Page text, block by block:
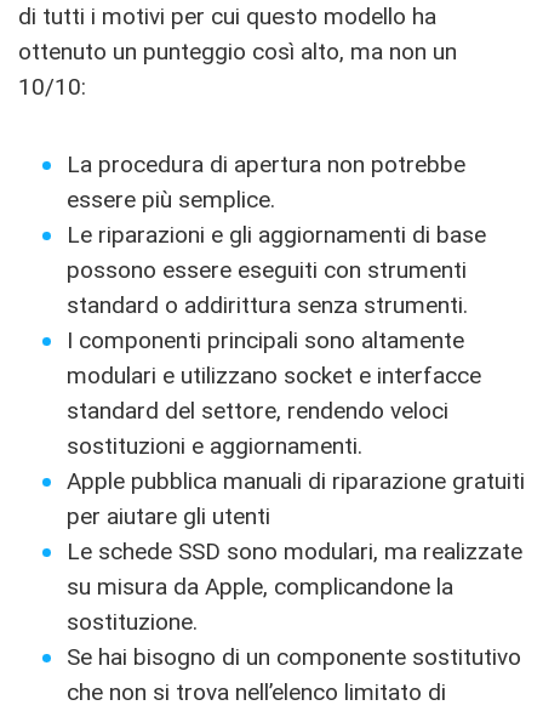
di tutti i motivi per cui questo modello ha
ottenuto un punteggio così alto, ma non un
10/10:
La procedura di apertura non potrebbe
essere più semplice.
Le riparazioni e gli aggiornamenti di base
possono essere eseguiti con strumenti
standard o addirittura senza strumenti.
I componenti principali sono altamente
modulari e utilizzano socket e interfacce
standard del settore, rendendo veloci
sostituzioni e aggiornamenti.
Apple pubblica manuali di riparazione gratuiti
per aiutare gli utenti
Le schede SSD sono modulari, ma realizzate
su misura da Apple, complicandone la
sostituzione.
Se hai bisogno di un componente sostitutivo
che non si trova nell’elenco limitato di